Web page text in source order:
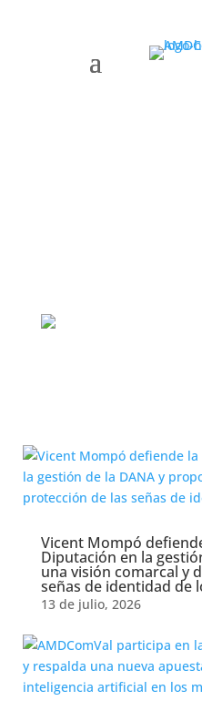
Vicent Mompó
Diputación en la
una visión comarcal y
señas de identidad de
13 de julio, 2026